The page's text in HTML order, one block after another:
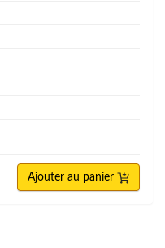
Ajouter au panier